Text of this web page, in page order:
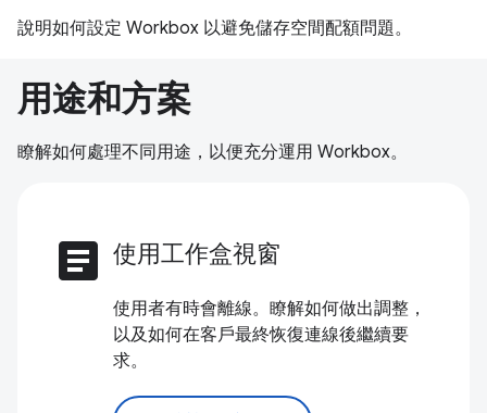
說明如何設定 Workbox 以避免儲存空間配額問題。
用途和方案
瞭解如何處理不同用途，以便充分運用 Workbox。
article 使用工作盒視窗
使用者有時會離線。瞭解如何做出調整，
以及如何在客戶最終恢復連線後繼續要
求。